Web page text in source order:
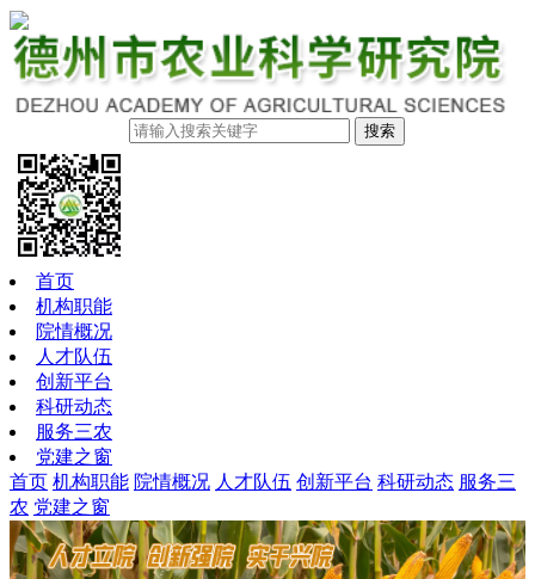
搜索
首页
机构职能
院情概况
人才队伍
创新平台
科研动态
服务三农
党建之窗
首页 机构职能 院情概况 人才队伍 创新平台 科研动态 服务三
农 党建之窗